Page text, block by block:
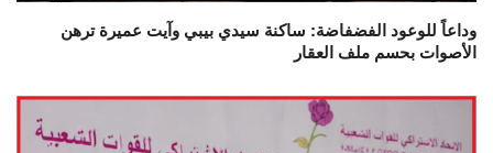
وداعاً للوعود الفضفاضة: ساكنة سيدي بيبي وآيت عميرة ترهن
الأصوات بحسم ملف العقار